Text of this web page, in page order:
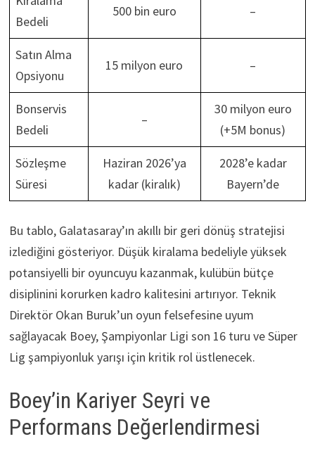
Bedeli
500 bin euro –
Satın Alma
Opsiyonu
15 milyon euro –
Bonservis
Bedeli
–
30 milyon euro
(+5M bonus)
Sözleşme
Süresi
Haziran 2026’ya
kadar (kiralık)
2028’e kadar
Bayern’de
Bu tablo, Galatasaray’ın akıllı bir geri dönüş stratejisi
izlediğini gösteriyor. Düşük kiralama bedeliyle yüksek
potansiyelli bir oyuncuyu kazanmak, kulübün bütçe
disiplinini korurken kadro kalitesini artırıyor. Teknik
Direktör Okan Buruk’un oyun felsefesine uyum
sağlayacak Boey, Şampiyonlar Ligi son 16 turu ve Süper
Lig şampiyonluk yarışı için kritik rol üstlenecek.
Boey’in Kariyer Seyri ve
Performans Değerlendirmesi